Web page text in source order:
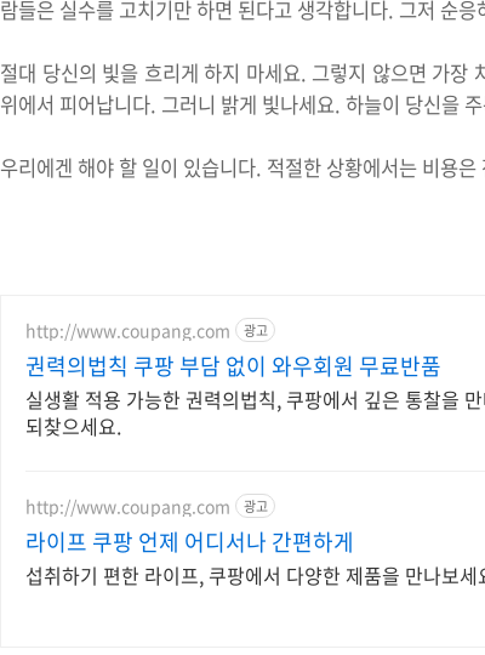
람들은 실수를 고치기만 하면 된다고 생각합니다. 그저 순
절대 당신의 빛을 흐리게 하지 마세요. 그렇지 않으면 가장
위에서 피어납니다. 그러니 밝게 빛나세요. 하늘이 당신을
우리에겐 해야 할 일이 있습니다. 적절한 상황에서는 비용
http://www.coupang.com 광고
권력의법칙 쿠팡 부담 없이 와우회원 무료반품
실생활 적용 가능한 권력의법칙, 쿠팡에서 깊은 통찰을
되찾으세요.
http://www.coupang.com 광고
라이프 쿠팡 언제 어디서나 간편하게
섭취하기 편한 라이프, 쿠팡에서 다양한 제품을 만나보